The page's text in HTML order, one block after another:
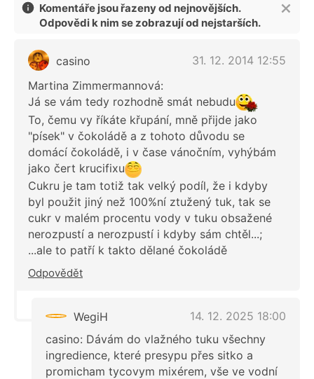
Komentáře jsou řazeny od nejnovějších.
Odpovědi k nim se zobrazují od nejstarších.
casino
31. 12. 2014 12:55
Martina Zimmermannová:
Já se vám tedy rozhodně smát nebudu
To, čemu vy říkáte křupání, mně přijde jako
"písek" v čokoládě a z tohoto důvodu se
domácí čokoládě, i v čase vánočním, vyhýbám
jako čert krucifixu
Cukru je tam totiž tak velký podíl, že i kdyby
byl použit jiný než 100%ní ztužený tuk, tak se
cukr v malém procentu vody v tuku obsažené
nerozpustí a nerozpustí i kdyby sám chtěl...;
...ale to patří k takto dělané čokoládě
Odpovědět
WegiH
14. 12. 2025 18:00
casino: Dávám do vlažného tuku všechny
ingredience, které presypu přes sitko a
promicham tycovym mixérem, vše ve vodní